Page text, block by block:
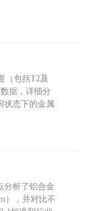
（包括T2及
据，详细分
状态下的金属
分析了铝合金
），并对比不